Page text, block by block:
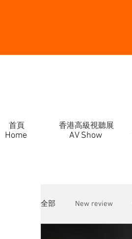
Home
首頁 香港高級視聽展
AV Show
全部 New review